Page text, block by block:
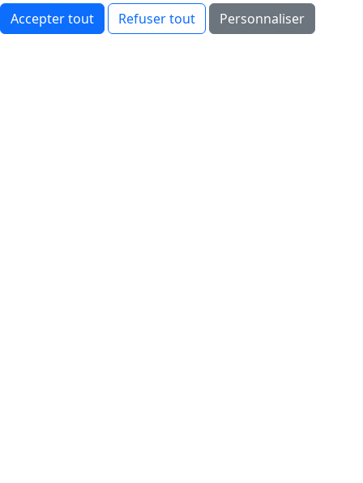
Accepter tout Refuser tout Personnaliser